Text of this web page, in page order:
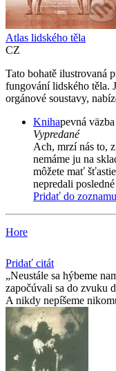
Atlas lidského těla
CZ
Tato bohatě ilustrovaná
fungování lidského těla.
orgánové soustavy,
Knihapevná väzba
Vypredané
Ach, mrzí nás to,
nemáme ju na
môžete mať
nepredali
Pridať do zoznamu
Hore
Pridať citát
Neustále sa hýbeme
započúvali sa do zvuku
A nikdy nepíšeme